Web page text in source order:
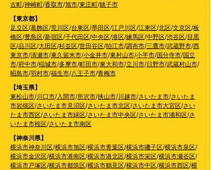
古町/神崎町/香取市/旭市/東庄町/銚子市
【東京都】
足立区/葛飾区/荒川区/台東区/墨田区/江戸川区/江東区/北区/文京区/板
橋区/豊島区/新宿区/千代田区/中央区/港区/練馬区/中野区/渋谷区/目黒
区/品川区/大田区/杉並区/世田谷区/狛江市/調布市/三鷹市/武蔵野市/西
東京市/清瀬市/東久留米市/小金井市/東村山市/小平市/国分寺市/国立
市/府中市/稲城市/多摩市/町田市/東大和市/立川市/日野市/武蔵村山市/
昭島市/羽村市/福生市/八王子市/青梅市
【埼玉県】
東松山市/川口市/入間市/所沢市/挟山市/川越市/さいたま市/さいたま
市岩槻区/さいたま市見沼区/さいたま市北区/さいたま市大宮区/さい
たま市西区/さいたま市緑区/さいたま市中央区/さいたま市浦和区/さ
いたま市桜区/さいたま市南区
【神奈川県】
横浜市神奈川区/横浜市旭区/横浜市青葉区/横浜市磯子区/横浜市泉区/
横浜市金沢区/横浜市港南区/横浜市港北区/横浜市栄区/横浜市瀬谷区/
横浜市戸塚区/横浜市都筑区/横浜市鶴見区/横浜市中区/横浜市西区/横